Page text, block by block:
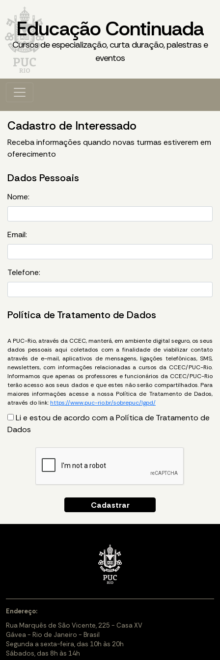
Educação Continuada
Cursos de especialização, curta duração, palestras e
eventos
Cadastro de Interessado
Receba informações quando novas turmas estiverem em
oferecimento
Dados Pessoais
Nome:
Email:
Telefone:
Política de Tratamento de Dados
A PUC-Rio, através da CCEC, manterá, em ambiente digital seguro, os seus
dados pessoais aqui coletados com a finalidade de viabilizar contato
através de e-mail, aplicativos de mensagens, ligações telefônicas, SMS,
newsletters, com informações relacionadas a cursos da CCEC/PUC-Rio.
Informamos que apenas os professores e funcionários da CCEC/PUC-Rio
terão acesso aos seus dados e que estes não serão compartilhados. Para
maiores informações acesse a nossa Política de Tratamento de Dados,
através do link: https://www.puc-rio.br/sobrepuc/lgpd/
Li e estou de acordo com a Política de Tratamento de
Dados
Endereço:
Rua Marquês de São Vicente, 225 - Casa XV
Gávea - Rio de Janeiro - Brasil
Segunda a sexta-feira, das 10h às 20h
Sábados, das 8h às 14h